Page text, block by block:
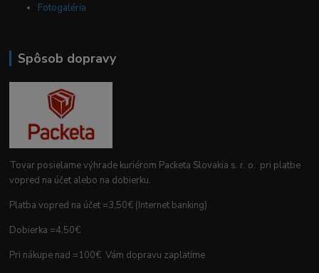
Fotogaléria
Spôsob dopravy
Tovar posielame výhrade kuriérom Packeta Slovakia s. r. o. pri platbe
vopred na účet alebo na dobierku.
Platba vopred na účet =3,50€ (Internet banking)
Dobierka =4,50€
Pri nákupe nad =100€ Vám dopravu zaplatíme